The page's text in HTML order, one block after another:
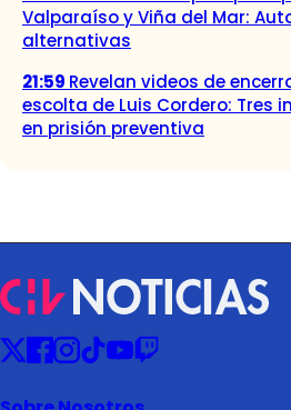
Valparaíso y Viña del Mar:
alternativas
21:59 Revelan videos de
escolta de Luis Cordero: Tres
en prisión preventiva